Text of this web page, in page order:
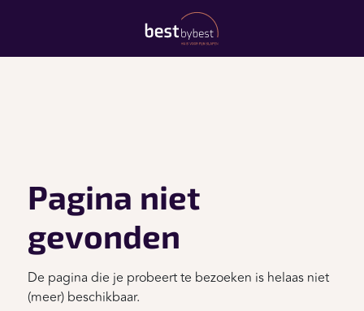
Pagina niet
gevonden
De pagina die je probeert te bezoeken is helaas niet
(meer) beschikbaar.